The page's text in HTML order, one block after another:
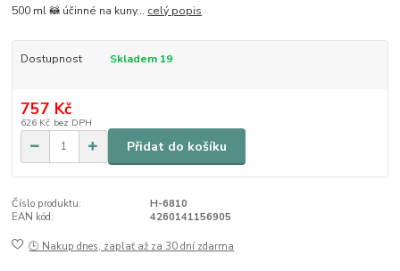
500 ml 🦝 účinné na kuny... celý popis
Dostupnost Skladem 19
757 Kč
626 Kč bez DPH
Přidat do košíku
Číslo produktu:
H-6810
EAN kód:
4260141156905
🕒 Nakup dnes, zaplať až za 30 dní zdarma